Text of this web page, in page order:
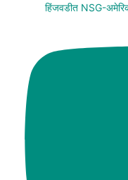
हिंजवडीत NSG-